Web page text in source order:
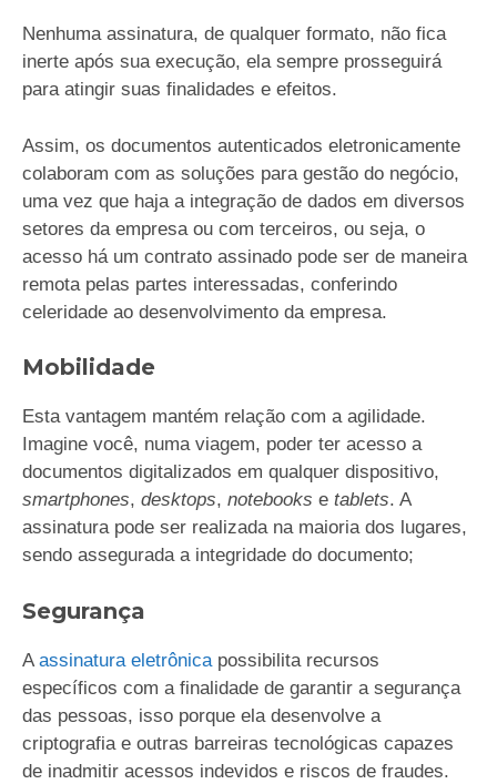
Nenhuma assinatura, de qualquer formato, não fica
inerte após sua execução, ela sempre prosseguirá
para atingir suas finalidades e efeitos.
Assim, os documentos autenticados eletronicamente
colaboram com as soluções para gestão do negócio,
uma vez que haja a integração de dados em diversos
setores da empresa ou com terceiros, ou seja, o
acesso há um contrato assinado pode ser de maneira
remota pelas partes interessadas, conferindo
celeridade ao desenvolvimento da empresa.
Mobilidade
Esta vantagem mantém relação com a agilidade.
Imagine você, numa viagem, poder ter acesso a
documentos digitalizados em qualquer dispositivo,
smartphones, desktops, notebooks e tablets. A
assinatura pode ser realizada na maioria dos lugares,
sendo assegurada a integridade do documento;
Segurança
A assinatura eletrônica possibilita recursos
específicos com a finalidade de garantir a segurança
das pessoas, isso porque ela desenvolve a
criptografia e outras barreiras tecnológicas capazes
de inadmitir acessos indevidos e riscos de fraudes.